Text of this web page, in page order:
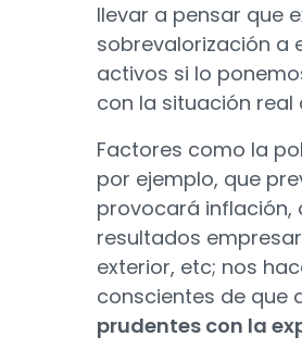
llevar a pensar que
sobrevalorización a
activos si lo
con la situación real
Factores como la
por ejemplo, que
provocará inflación,
resultados
exterior, etc; nos
conscientes de que
prudentes con la